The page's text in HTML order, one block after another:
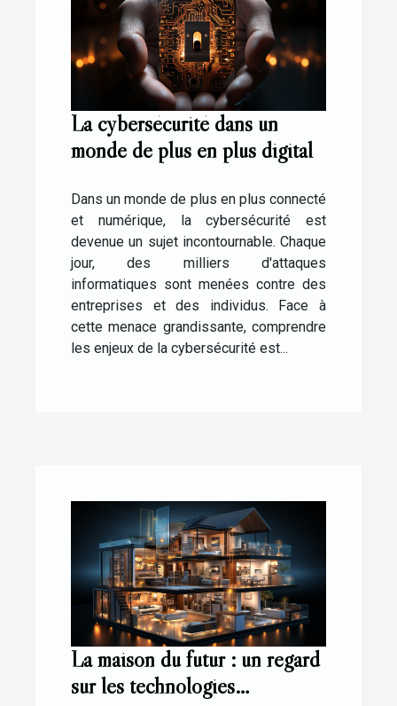
La cybersécurité dans un
monde de plus en plus digital
Dans un monde de plus en plus connecté
et numérique, la cybersécurité est
devenue un sujet incontournable. Chaque
jour, des milliers d'attaques
informatiques sont menées contre des
entreprises et des individus. Face à
cette menace grandissante, comprendre
les enjeux de la cybersécurité est...
La maison du futur : un regard
sur les technologies